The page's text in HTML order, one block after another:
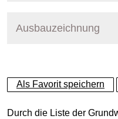
Ausprägung
Grundwasserleiter
+
Ausbauzeichnung
Als Favorit speichern
Durch die Liste der